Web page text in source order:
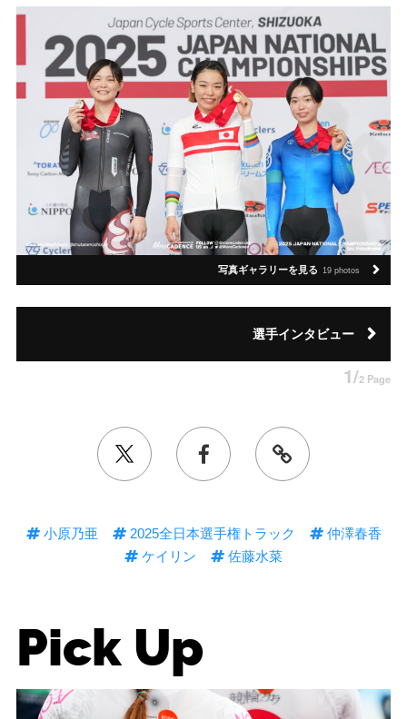
写真ギャラリーを見る 19 photos
選手インタビュー
1/2 Page
小原乃亜 2025全日本選手権トラック
仲澤春香
ケイリン
佐藤水菜
Pick Up